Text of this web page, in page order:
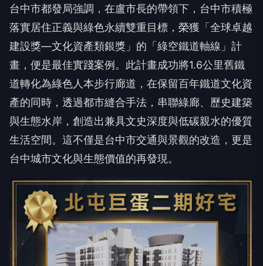
建設獎—文化資產類銀獎」的「綠空鐵道軸線」計
畫，便是最佳實踐案例。此計畫成功將1.6公里舊鐵
道轉化為綠色人本步行廊道，在保留百年鐵道文化資
產的同時，透過都市縫合手法，串聯綠廊、歷史建築
與生態水岸，創造出兼具文史深度與低碳親水的優質
生活空間。這不僅是台中市交通與景觀的改造，更是
台中城市文化與生態價值的再發現。